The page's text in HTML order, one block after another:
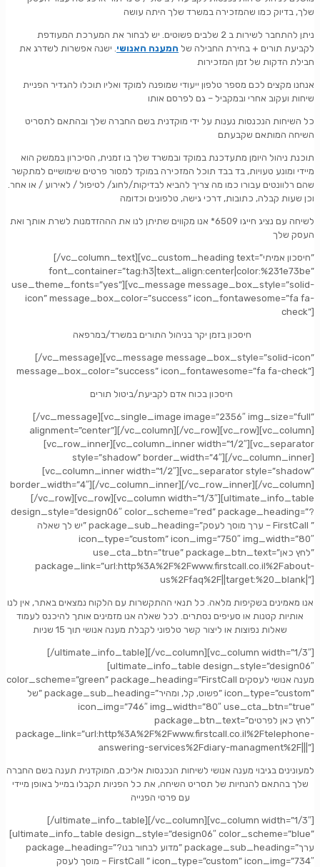
שלך, בדיוק כמו שהמזכירה במשרד שלך היתה עושה
ניתן להתחבר לשירות ב 2 שלבים פשוטים. יש לבחור את המערכת המעודפת
לקביעת תורים + בחירת החבילה של המענה האנושי . ישנה אפשרות לשדרג את
חבילת הדקות של זמן המזכירות
אנחנו מקצים לכם מספר טלפון ייעודי שמופנה למוקד ואליו תוכלו להגדיר הפניית
שיחות ועקוב אחרי ובמקביל – גם לפרסם אותו
כל השיחות הנכנסות נענות על ידי מוקדנית בשם החברה שלך ובהתאם לתסריט
השיחה המותאם שקבעתם
תוכנת ניהול היומן מתעדכנת במוקד ובמשרד שלך בו זמנית, הסיכרון בממשק הוא
מיידי ומונע טעויות, בד בבד תוכל המזכירה במוקד למסור פרטים שימושיים למתקשר
שהם רלוונטים עבורו כמו מה צריך להביא לבדיקות/לחוג/ לטיפול / לאירוע / או אחר.
וכן שעות קבלה, כתובות, דרכי גישה, טלפונים וכדומה
לשיחה עם נציג חייגו 6509* אנו מקווים שתיתן לנו את הההזדמנות לשרת אותך ואת
העסק שלך
[/vc_column_text][vc_custom_heading text=”חיסכון אמיתי”
font_container=”tag:h3|text_align:center|color:%231e73be”
use_theme_fonts=”yes”][vc_message message_box_style=”solid-
icon” message_box_color=”success” icon_fontawesome=”fa fa-
check”]
חיסכון בזמן יקר בניהול התורים במשרד/במרפאה
[/vc_message][vc_message message_box_style=”solid-icon”
message_box_color=”success” icon_fontawesome=”fa fa-check”]
חיסכון בכוח אדם לקביעת/ביטול תורים
[/vc_message][vc_single_image image=”2356″ img_size=”full”
alignment=”center”][/vc_column][/vc_row][vc_row][vc_column]
[vc_row_inner][vc_column_inner width=”1/2″][vc_separator
style=”shadow” border_width=”4″][/vc_column_inner]
[vc_column_inner width=”1/2″][vc_separator style=”shadow”
border_width=”4″][/vc_column_inner][/vc_row_inner][/vc_column]
[/vc_row][vc_row][vc_column width=”1/3″][ultimate_info_table
design_style=”design06″ color_scheme=”red” package_heading=”?
יש לך שאלה” package_sub_heading=”ערך מוסך לעסק – FirstCall ”
icon_type=”custom” icon_img=”750″ img_width=”80″
use_cta_btn=”true” package_btn_text=”לחץ כאן”
package_link=”url:http%3A%2F%2Fwww.firstcall.co.il%2Fabout-
us%2Ffaq%2F||target:%20_blank|”]
אנו מאמינים בשקיפות מלאה. כל תנאי ההתקשרות עם הלקוח נמצאים באתר, אין לנו
אותיות קטנות או סעיפים נסתרים. לכל שאלה אנו מזמינים אותך להיכנס לעמוד
שאלות נפוצות או ליצור קשר טלפוני לקבלת מענה אנושי תוך 15 שניות
[/ultimate_info_table][/vc_column][vc_column width=”1/3″]
[ultimate_info_table design_style=”design06″
color_scheme=”green” package_heading=”FirstCall מענה אנושי לעסקים
של” package_sub_heading=”פשוט, קל, ומהיר” icon_type=”custom”
icon_img=”746″ img_width=”80″ use_cta_btn=”true”
package_btn_text=”לחץ כאן לפרטים”
package_link=”url:http%3A%2F%2Fwww.firstcall.co.il%2Ftelephone-
answering-services%2Fdiary-managment%2F|||”]
למעונינים בגיבוי מענה אנושי לשיחות הנכנסות אליכם, המוקדנית תענה בשם החברה
שלך בהתאם להנחיות של תסריט השיחה, את כל הפניות תקבלו במייל באופן מיידי
עם פרטי הפנייה
[/ultimate_info_table][/vc_column][vc_column width=”1/3″]
[ultimate_info_table design_style=”design06″ color_scheme=”blue”
package_heading=”?מדוע לבחור בנו” package_sub_heading=”ערך
מוסך לעסק – FirstCall ” icon_type=”custom” icon_img=”734″